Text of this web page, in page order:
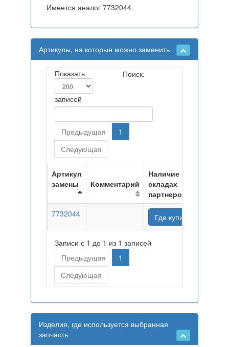
Имеется аналог 7732044.
Артикулы, на которые можно заменить
Показать
записей
Поиск:
Предыдущая
1
Следующая
Артикул
замены
Комментарий
Наличие на
складах
партнеров
7732044
Где купить
Записи с 1 до 1 из 1 записей
Предыдущая
1
Следующая
Изделия, где используется выбранная
запчасть